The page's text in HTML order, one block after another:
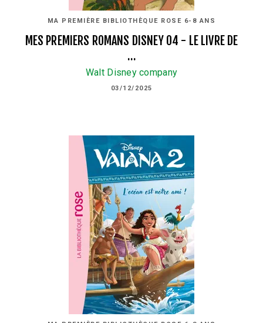
MA PREMIÈRE BIBLIOTHÈQUE ROSE 6-8 ANS
MES PREMIERS ROMANS DISNEY 04 - LE LIVRE DE
…
Walt Disney company
03/12/2025